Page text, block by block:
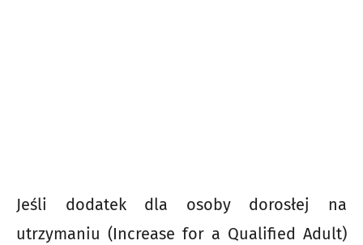
Jeśli dodatek dla osoby dorosłej na
utrzymaniu (Increase for a Qualified Adult)